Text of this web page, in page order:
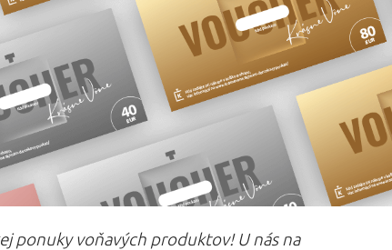
ponuky voňavých produktov! U nás na